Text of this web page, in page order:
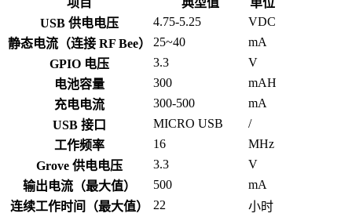
USB 供电电压
4.75-5.25
VDC
静态电流（连接 RF Bee）
25~40
mA
GPIO 电压
3.3
V
电池容量
300
mAH
充电电流
300-500
mA
USB 接口
MICRO USB
/
工作频率
16
MHz
Grove 供电电压
3.3
V
输出电流（最大值）
500
mA
连续工作时间（最大值）
22
小时